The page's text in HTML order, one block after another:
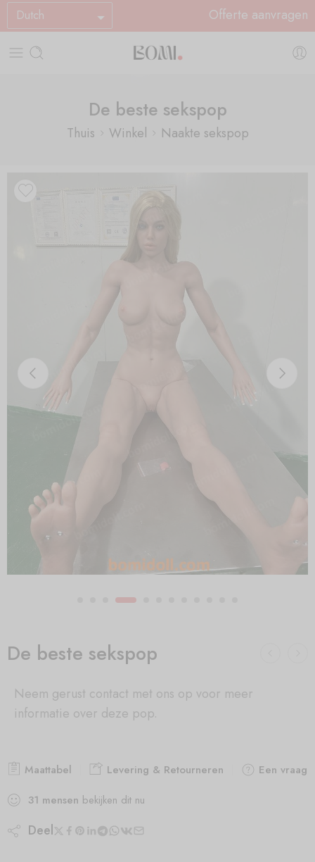
Dutch Offerte aanvragen
De beste sekspop
Thuis Winkel Naakte sekspop
De beste sekspop
Neem gerust contact met ons op voor meer
informatie over deze pop.
Maattabel Levering & Retourneren
Een vraag
31 mensen bekijken dit nu
Deel